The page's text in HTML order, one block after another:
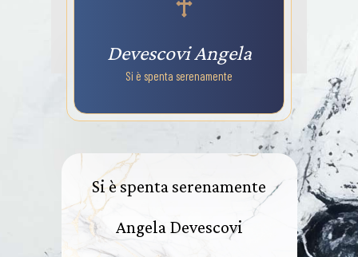
Devescovi Angela
Si è spenta serenamente
Si è spenta serenamente
Angela Devescovi